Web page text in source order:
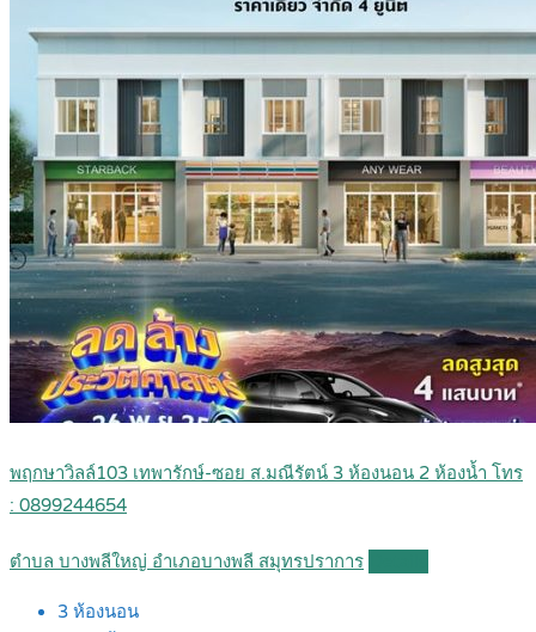
พฤกษาวิลล์103 เทพารักษ์-ซอย ส.มณีรัตน์ 3 ห้องนอน 2 ห้องน้ำ โทร
: 0899244654
ตำบล บางพลีใหญ่ อำเภอบางพลี สมุทรปราการ
3 ห้องนอน